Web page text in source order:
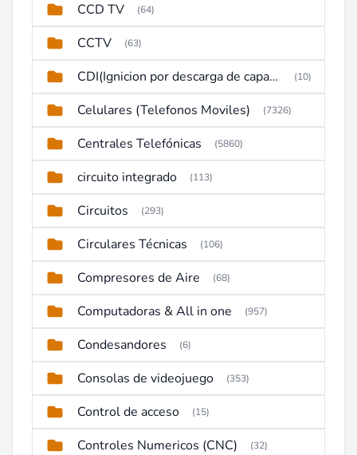
CCD TV (64)
CCTV (63)
CDI(Ignicion por descarga de capacitor) (10)
Celulares (Telefonos Moviles) (7326)
Centrales Telefónicas (5860)
circuito integrado (113)
Circuitos (293)
Circulares Técnicas (106)
Compresores de Aire (68)
Computadoras & All in one (957)
Condesandores (6)
Consolas de videojuego (353)
Control de acceso (15)
Controles Numericos (CNC) (32)